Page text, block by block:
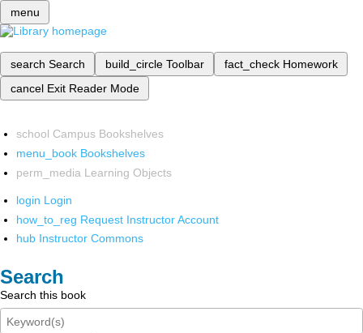
menu
search Search build_circle Toolbar fact_check Homework
cancel Exit Reader Mode
school Campus Bookshelves
menu_book Bookshelves
perm_media Learning Objects
login Login
how_to_reg Request Instructor Account
hub Instructor Commons
Search
Search this book